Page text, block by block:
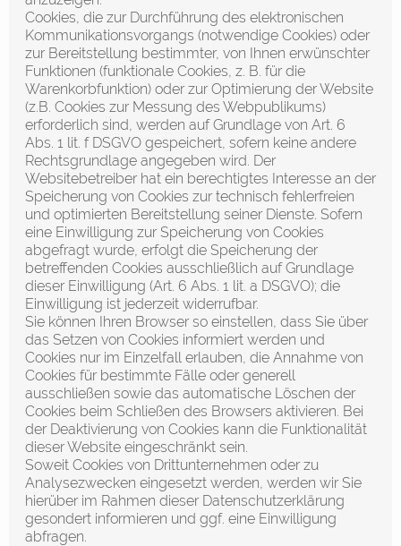
Cookies, die zur Durchführung des elektronischen
Kommunikationsvorgangs (notwendige Cookies) oder
zur Bereitstellung bestimmter, von Ihnen erwünschter
Funktionen (funktionale Cookies, z. B. für die
Warenkorbfunktion) oder zur Optimierung der Website
(z.B. Cookies zur Messung des Webpublikums)
erforderlich sind, werden auf Grundlage von Art. 6
Abs. 1 lit. f DSGVO gespeichert, sofern keine andere
Rechtsgrundlage angegeben wird. Der
Websitebetreiber hat ein berechtigtes Interesse an der
Speicherung von Cookies zur technisch fehlerfreien
und optimierten Bereitstellung seiner Dienste. Sofern
eine Einwilligung zur Speicherung von Cookies
abgefragt wurde, erfolgt die Speicherung der
betreffenden Cookies ausschließlich auf Grundlage
dieser Einwilligung (Art. 6 Abs. 1 lit. a DSGVO); die
Einwilligung ist jederzeit widerrufbar.
Sie können Ihren Browser so einstellen, dass Sie über
das Setzen von Cookies informiert werden und
Cookies nur im Einzelfall erlauben, die Annahme von
Cookies für bestimmte Fälle oder generell
ausschließen sowie das automatische Löschen der
Cookies beim Schließen des Browsers aktivieren. Bei
der Deaktivierung von Cookies kann die Funktionalität
dieser Website eingeschränkt sein.
Soweit Cookies von Drittunternehmen oder zu
Analysezwecken eingesetzt werden, werden wir Sie
hierüber im Rahmen dieser Datenschutzerklärung
gesondert informieren und ggf. eine Einwilligung
abfragen.